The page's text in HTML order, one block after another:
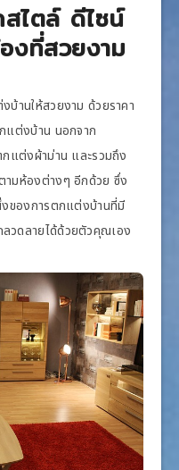
สไตล์ ดีไซน์
งที่สวยงาม
านให้สวยงาม ด้วยราคา
แต่งบ้าน นอกจาก
แต่งผ้าม่าน และรวมถึง
ามห้องต่างๆ อีกด้วย ซึ่ง
งของการตกแต่งบ้านที่มี
วดลายได้ด้วยตัวคุณเอง